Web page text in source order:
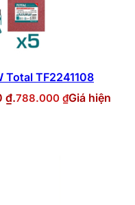
Total TF2241108
₫.788.000 ₫Giá hiện